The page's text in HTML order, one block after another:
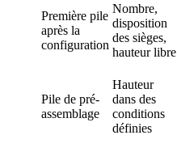
Première pile
après la
configuration
Nombre,
disposition
des sièges,
hauteur libre
Pile de pré-
assemblage
Hauteur
dans des
conditions
définies